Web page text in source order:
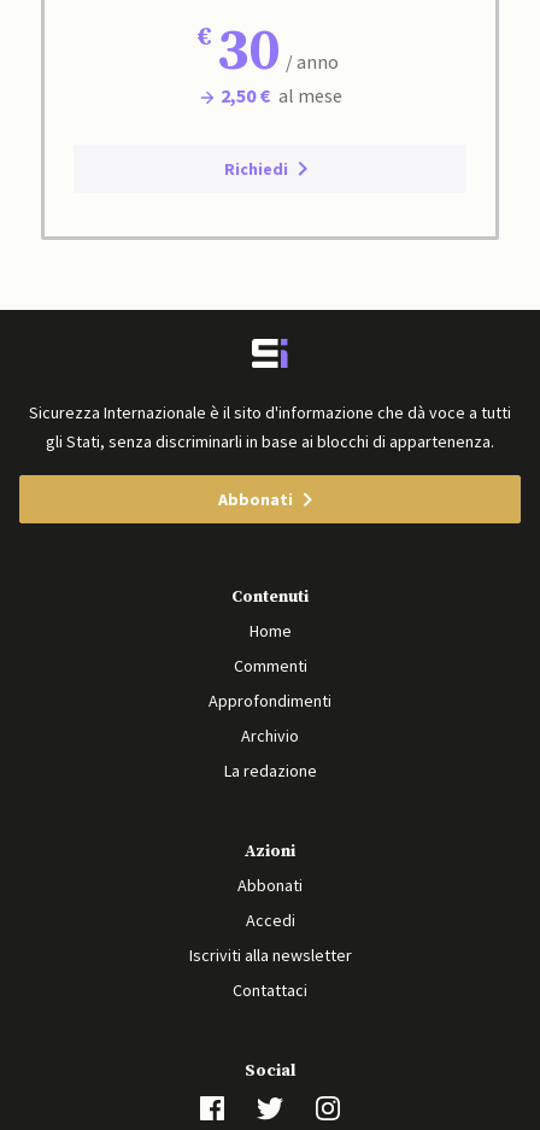
30 / anno
2,50 € al mese
Richiedi
Sicurezza Internazionale è il sito d'informazione che dà voce a tutti
gli Stati, senza discriminarli in base ai blocchi di appartenenza.
Abbonati
Contenuti
Home
Commenti
Approfondimenti
Archivio
La redazione
Azioni
Abbonati
Accedi
Iscriviti alla newsletter
Contattaci
Social